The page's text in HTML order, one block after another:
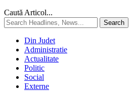
Caută Articol...
Din Judet
Administratie
Actualitate
Politic
Social
Externe